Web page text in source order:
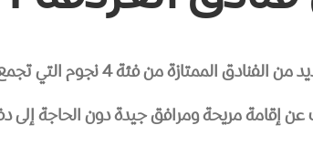
من فئة 4 نجوم التي تجمع بين الراحة والجمال
إقامة مريحة ومرافق جيدة دون الحاجة إلى